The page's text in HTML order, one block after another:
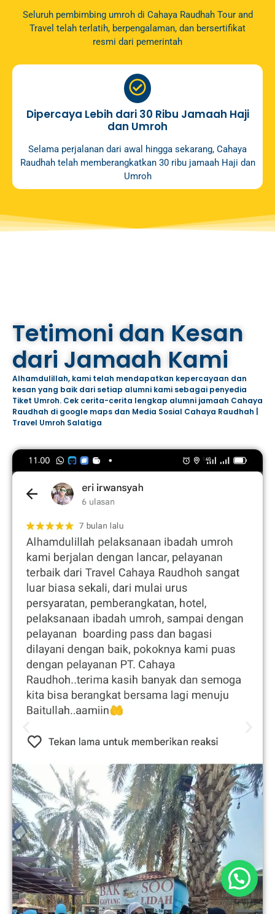
Seluruh pembimbing umroh di Cahaya Raudhah Tour and
Travel telah terlatih, berpengalaman, dan bersertifikat
resmi dari pemerintah
Dipercaya Lebih dari 30 Ribu Jamaah Haji
dan Umroh
Selama perjalanan dari awal hingga sekarang, Cahaya
Raudhah telah memberangkatkan 30 ribu jamaah Haji dan
Umroh
Tetimoni dan Kesan
dari Jamaah Kami
Alhamdulillah, kami telah mendapatkan kepercayaan dan
kesan yang baik dari setiap alumni kami sebagai penyedia
Tiket Umroh. Cek cerita-cerita lengkap alumni jamaah Cahaya
Raudhah di google maps dan Media Sosial Cahaya Raudhah |
Travel Umroh Salatiga